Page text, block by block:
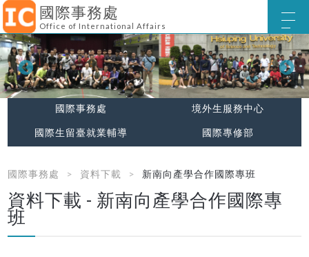
國際事務處
Office of International Affairs
國際事務處 境外生服務中心
國際生留臺就業輔導 國際專修部
國際事務處 資料下載 新南向產學合作國際專班
資料下載 - 新南向產學合作國際專
班